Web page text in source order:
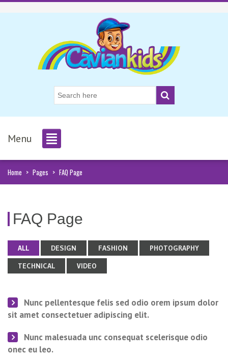
Menu
Home > Pages > FAQ Page
FAQ Page
ALL DESIGN FASHION
PHOTOGRAPHY
TECHNICAL
VIDEO
Nunc pellentesque felis sed odio orem ipsum dolor
sit amet consectetuer adipiscing elit.
Nunc malesuada unc consequat scelerisque odio
onec eu leo.